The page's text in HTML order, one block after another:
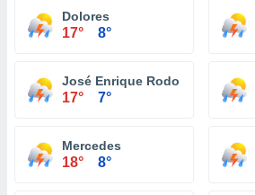
Dolores
17° 8°
José Enrique Rodo
17° 7°
Mercedes
18° 8°